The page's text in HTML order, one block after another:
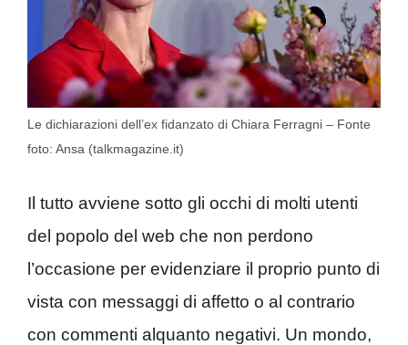
Le dichiarazioni dell’ex fidanzato di Chiara Ferragni – Fonte
foto: Ansa (talkmagazine.it)
Il tutto avviene sotto gli occhi di molti utenti
del popolo del web che non perdono
l’occasione per evidenziare il proprio punto di
vista con messaggi di affetto o al contrario
con commenti alquanto negativi. Un mondo,